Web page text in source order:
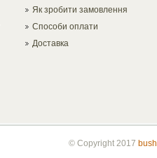
Як зробити замовлення
Способи оплати
Доставка
© Copyright 2017